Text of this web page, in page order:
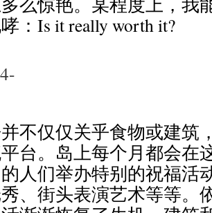
：Is it really worth it?
不仅仅关乎食物或建筑
台。岛上每个月都会在
人们举办特别的祝福活
、街头表演艺术等等。